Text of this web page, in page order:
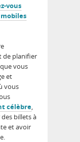
vous
de planifier
vous
et
vous
célèbre,
billets à
et avoir